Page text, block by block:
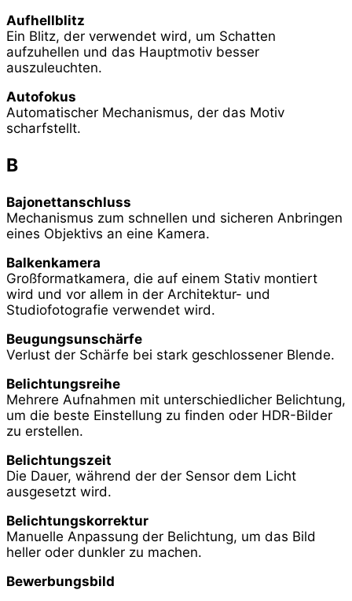
Aufhellblitz
Ein Blitz, der verwendet wird, um Schatten
aufzuhellen und das Hauptmotiv besser
auszuleuchten.
Autofokus
Automatischer Mechanismus, der das Motiv
scharfstellt.
B
Bajonettanschluss
Mechanismus zum schnellen und sicheren Anbringen
eines Objektivs an eine Kamera.
Balkenkamera
Großformatkamera, die auf einem Stativ montiert
wird und vor allem in der Architektur- und
Studiofotografie verwendet wird.
Beugungsunschärfe
Verlust der Schärfe bei stark geschlossener Blende.
Belichtungsreihe
Mehrere Aufnahmen mit unterschiedlicher Belichtung,
um die beste Einstellung zu finden oder HDR-Bilder
zu erstellen.
Belichtungszeit
Die Dauer, während der der Sensor dem Licht
ausgesetzt wird.
Belichtungskorrektur
Manuelle Anpassung der Belichtung, um das Bild
heller oder dunkler zu machen.
Bewerbungsbild